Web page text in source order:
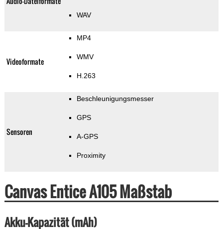
WAV
Videoformate
MP4
WMV
H.263
Sensoren
Beschleunigungsmesser
GPS
A-GPS
Proximity
Canvas Entice A105 Maßstab
Akku-Kapazität (mAh)